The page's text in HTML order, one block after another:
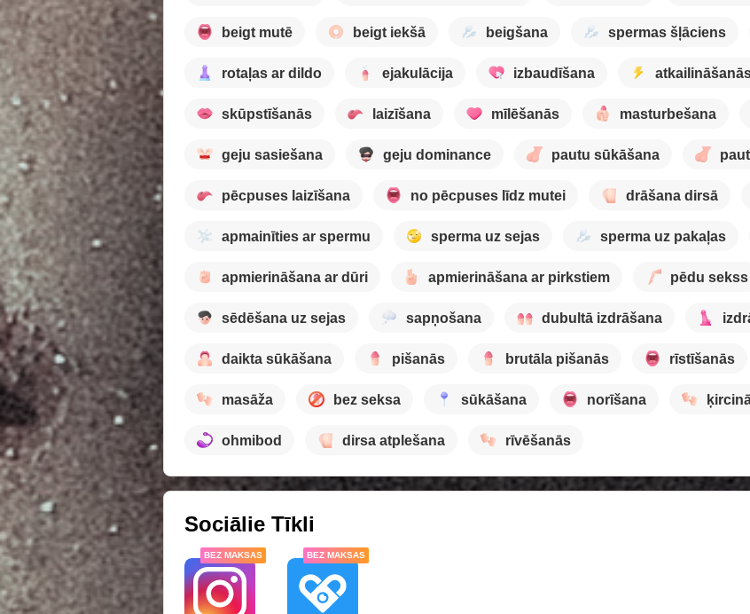
beigt mutē beigt iekšā beigšana spermas šļāciens
rotaļas ar dildo ejakulācija izbaudīšana
skūpstīšanās laizīšana mīlēšanās masturbešana
geju sasiešana geju dominance pautu sūkāšana
pēcpuses laizīšana no pēcpuses līdz mutei drāšana dirsā
apmainīties ar spermu sperma uz sejas sperma uz pakaļas
apmierināšana ar dūri apmierināšana ar pirkstiem pēdu sekss
sēdēšana uz sejas sapņošana dubultā izdrāšana
daikta sūkāšana pišanās brutāla pišanās rīstīšanās
masāža bez seksa sūkāšana norīšana
ohmibod dirsa atplešana rīvēšanās
Sociālie Tīkli
BEZ MAKSAS BEZ MAKSAS